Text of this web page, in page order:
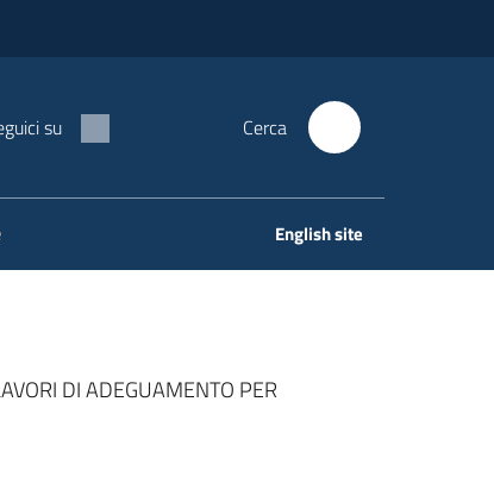
su Cerca
English site
DI ADEGUAMENTO PER